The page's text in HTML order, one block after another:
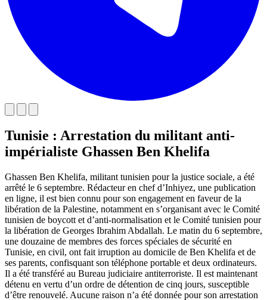
Tunisie : Arrestation du militant anti-
impérialiste Ghassen Ben Khelifa
Ghassen Ben Khelifa, militant tunisien pour la justice sociale, a été
arrêté le 6 septembre. Rédacteur en chef d’Inhiyez, une publication
en ligne, il est bien connu pour son engagement en faveur de la
libération de la Palestine, notamment en s’organisant avec le Comité
tunisien de boycott et d’anti-normalisation et le Comité tunisien pour
la libération de Georges Ibrahim Abdallah. Le matin du 6 septembre,
une douzaine de membres des forces spéciales de sécurité en
Tunisie, en civil, ont fait irruption au domicile de Ben Khelifa et de
ses parents, confisquant son téléphone portable et deux ordinateurs.
Il a été transféré au Bureau judiciaire antiterroriste. Il est maintenant
détenu en vertu d’un ordre de détention de cinq jours, susceptible
d’être renouvelé. Aucune raison n’a été donnée pour son arrestation